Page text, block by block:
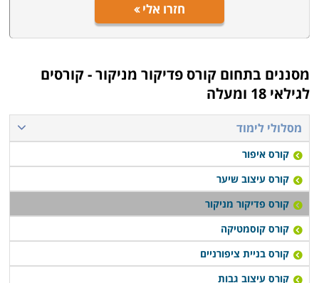
חזרו אלי
מסננים בתחום קורס פדיקור מניקור - קורסים
לגילאי 18 ומעלה
מסלולי לימוד
קורס איפור
קורס עיצוב שיער
קורס פדיקור מניקור
קורס קוסמטיקה
קורס בניית ציפורניים
קורס עיצוב גבות